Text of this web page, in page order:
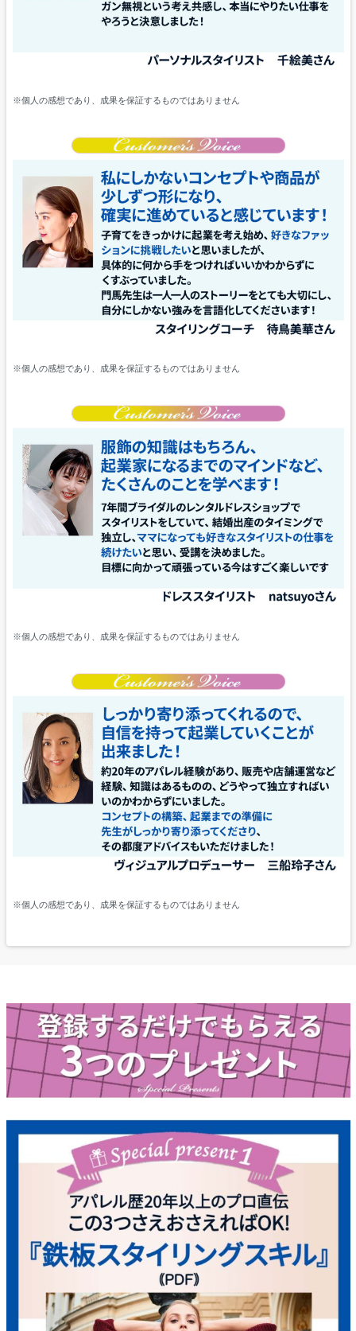
※個人の感想であり、成果を保証するものではありません
※個人の感想であり、成果を保証するものではありません
※個人の感想であり、成果を保証するものではありません
※個人の感想であり、成果を保証するものではありません